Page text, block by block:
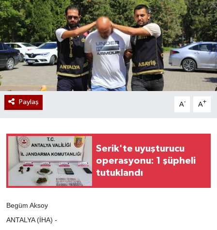
Paylaş A- A+
Serik'te uyuşturucu
operasyonu: 1 şüpheli
tutuklandı
Begüm Aksoy
ANTALYA (İHA) -